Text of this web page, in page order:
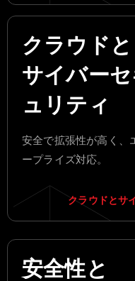
クラウドと
サイバーセ
ュリティ
安全で拡張性が高く、
ープライズ対応。
クラウドとサ
安全性と